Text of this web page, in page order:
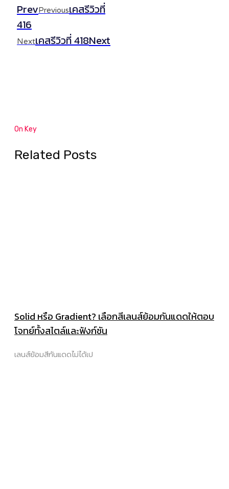
PrevPreviousเคสรีวิวที่
416
Nextเคสรีวิวที่ 418Next
On Key
Related Posts
Solid หรือ Gradient? เลือกสีเลนส์ย้อมกันแดดให้ตอบ
โจทย์ทั้งสไตล์และฟังก์ชัน
เลนส์ย้อมสีกันแดดไม่ได้เป